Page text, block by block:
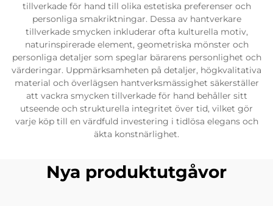
tillverkade för hand till olika estetiska preferenser och
personliga smakriktningar. Dessa av hantverkare
tillverkade smycken inkluderar ofta kulturella motiv,
naturinspirerade element, geometriska mönster och
personliga detaljer som speglar bärarens personlighet och
värderingar. Uppmärksamheten på detaljer, högkvalitativa
material och överlägsen hantverksmässighet säkerställer
att vackra smycken tillverkade för hand behåller sitt
utseende och strukturella integritet över tid, vilket gör
varje köp till en värdfuld investering i tidlösa elegans och
äkta konstnärlighet.
Nya produktutgåvor